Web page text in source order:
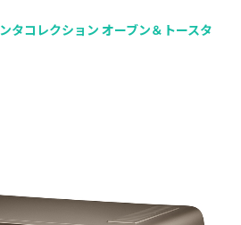
コレクション オーブン＆トースタ